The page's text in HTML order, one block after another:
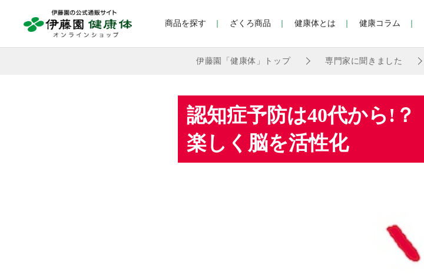
商品を探す ざくろ商品 健康体とは 健康コラム
伊藤園「健康体」トップ 専門家に聞きました
認知症予防は40代から!？
楽しく脳を活性化